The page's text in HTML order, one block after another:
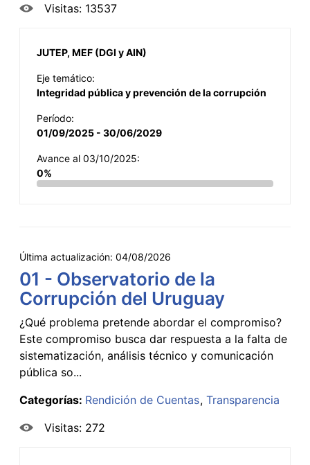
Visitas: 13537
JUTEP, MEF (DGI y AIN)
Eje temático:
Integridad pública y prevención de la corrupción
Período:
01/09/2025 - 30/06/2029
Avance al 03/10/2025:
0%
Última actualización: 04/08/2026
01 - Observatorio de la
Corrupción del Uruguay
¿Qué problema pretende abordar el compromiso?
Este compromiso busca dar respuesta a la falta de
sistematización, análisis técnico y comunicación
pública so...
Categorías: Rendición de Cuentas Transparencia
Visitas: 272